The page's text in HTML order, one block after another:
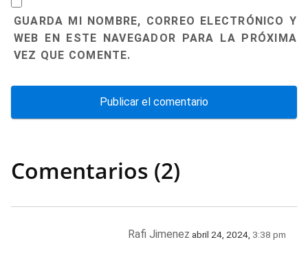
GUARDA MI NOMBRE, CORREO ELECTRÓNICO Y
WEB EN ESTE NAVEGADOR PARA LA PRÓXIMA
VEZ QUE COMENTE.
Comentarios (2)
Rafi Jimenez abril 24, 2024, 3:38 pm